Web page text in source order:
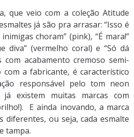
que veio com a coleção Atitude
já são pra arrasar: “Isso é
choram” (pink), “É mara!”
diva” (vermelho coral) e “Só dá
com acabamento cremoso semi-
a fabricante, é característico
responsável pelo tom neon
já existem muitas marcas com
E ainda inovando, a marca
diferentes, ou seja, cada esmalte
tampa.